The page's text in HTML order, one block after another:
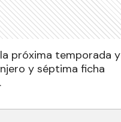
próxima temporada y
y séptima ficha